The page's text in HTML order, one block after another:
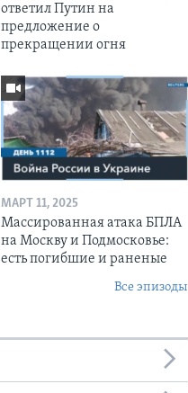
ответил Путин на
предложение о
прекращении огня
МАРТ 11, 2025
Массированная атака БПЛА
на Москву и Подмосковье:
есть погибшие и раненые
Все эпизоды